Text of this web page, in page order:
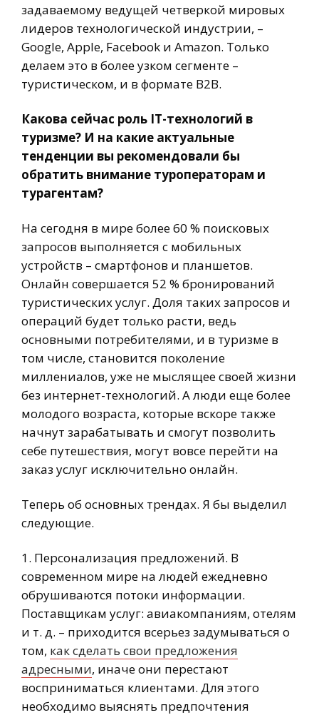
задаваемому ведущей четверкой мировых
лидеров технологической индустрии, –
Google, Apple, Facebook и Amazon. Только
делаем это в более узком сегменте –
туристическом, и в формате B2B.
Какова сейчас роль IT-технологий в
туризме? И на какие актуальные
тенденции вы рекомендовали бы
обратить внимание туроператорам и
турагентам?
На сегодня в мире более 60 % поисковых
запросов выполняется с мобильных
устройств – смартфонов и планшетов.
Онлайн совершается 52 % бронирований
туристических услуг. Доля таких запросов и
операций будет только расти, ведь
основными потребителями, и в туризме в
том числе, становится поколение
миллениалов, уже не мыслящее своей жизни
без интернет-технологий. А люди еще более
молодого возраста, которые вскоре также
начнут зарабатывать и смогут позволить
себе путешествия, могут вовсе перейти на
заказ услуг исключительно онлайн.
Теперь об основных трендах. Я бы выделил
следующие.
1. Персонализация предложений. В
современном мире на людей ежедневно
обрушиваются потоки информации.
Поставщикам услуг: авиакомпаниям, отелям
и т. д. – приходится всерьез задумываться о
том, как сделать свои предложения
адресными, иначе они перестают
восприниматься клиентами. Для этого
необходимо выяснять предпочтения